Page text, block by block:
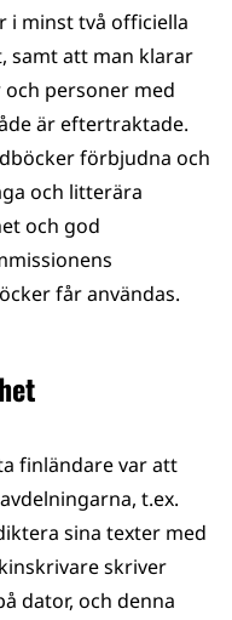
i minst två officiella
samt att man klarar
personer med
är eftertraktade.
förbjudna och
och litterära
och god
får användas.
finländare var att
t.ex.
sina texter med
skriver
dator, och denna